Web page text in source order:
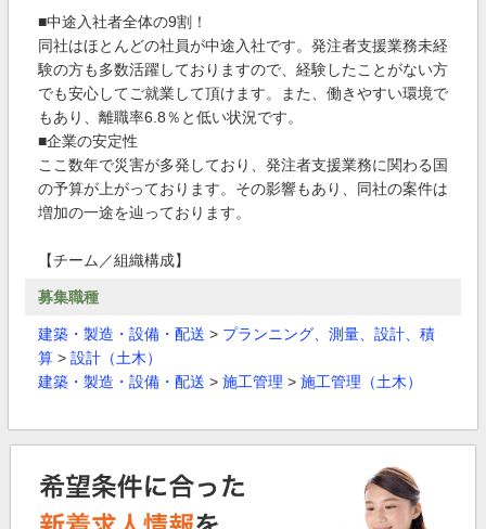
■中途入社者全体の9割！
同社はほとんどの社員が中途入社です。発注者支援業務未経
験の方も多数活躍しておりますので、経験したことがない方
でも安心してご就業して頂けます。また、働きやすい環境で
もあり、離職率6.8％と低い状況です。
■企業の安定性
ここ数年で災害が多発しており、発注者支援業務に関わる国
の予算が上がっております。その影響もあり、同社の案件は
増加の一途を辿っております。
【チーム／組織構成】
募集職種
建築・製造・設備・配送 > プランニング、測量、設計、積
算 > 設計（土木）
建築・製造・設備・配送 > 施工管理 > 施工管理（土木）